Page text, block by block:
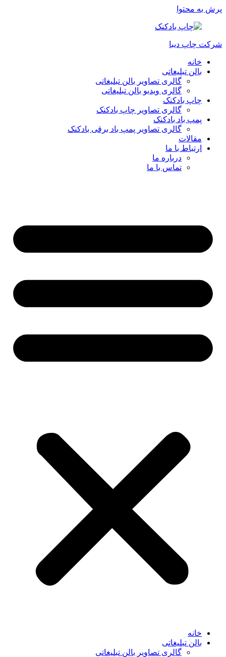
پرش به محتوا
شرکت چاپ دیبا
خانه
بالن تبلیغاتی
گالری تصاویر بالن تبلیغاتی
گالری ویدیو بالن تبلیغاتی
چاپ بادکنک
گالری تصاویر چاپ بادکنک
پمپ باد بادکنک
گالری تصاویر پمپ باد برقی بادکنک
مقالات
ارتباط با ما
درباره ما
تماس با ما
خانه
بالن تبلیغاتی
گالری تصاویر بالن تبلیغاتی